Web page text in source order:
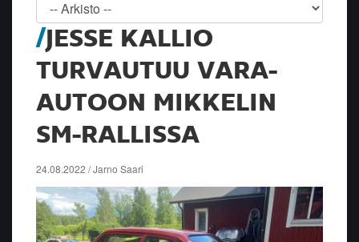
JESSE KALLIO
TURVAUTUU VARA-
AUTOON MIKKELIN
SM-RALLISSA
24.08.2022 / Jarno Saari